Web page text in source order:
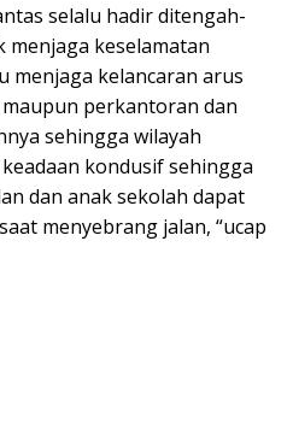
selalu hadir ditengah-
keselamatan
menjaga kelancaran arus
perkantoran dan
sehingga wilayah
kondusif sehingga
dan anak sekolah dapat
menyebrang jalan, “ucap